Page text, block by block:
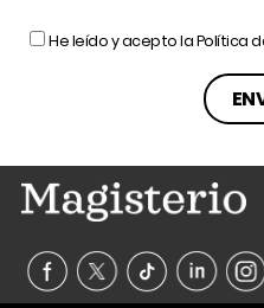
He leído y acepto laPolítica